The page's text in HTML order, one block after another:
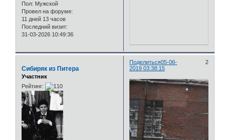
Пол: Мужской
Провел на форуме:
11 дней 13 часов
Последний визит:
31-03-2026 10:49:36
Поделиться 2
05-06-
2019 03:38:15
Сибиряк из Питера
Участник
Рейтинг: